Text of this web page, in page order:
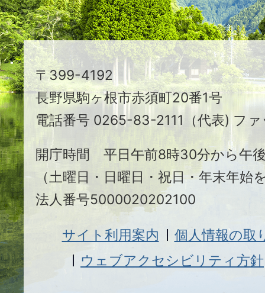
ま
ち
駒
ヶ
根
市
〒399-4192
長野県駒ヶ根市赤須町20番1号
電話番号 0265-83-2111（代表) フ
開庁時間 平日午前8時30分から午
（土曜日・日曜日・祝日・年末年始
法人番号5000020202100
サイト利用案内
個人情報の取
ウェブアクセシビリティ方針